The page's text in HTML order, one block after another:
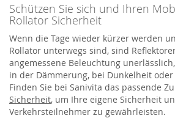
Schützen Sie sich und Ihren
Rollator Sicherheit
Wenn die Tage wieder kürzer werden
Rollator unterwegs sind, sind
angemessene Beleuchtung
in der Dämmerung, bei Dunkelheit oder
Finden Sie bei Sanivita das passende
Sicherheit, um Ihre eigene Sicherheit
Verkehrsteilnehmer zu gewährleisten.